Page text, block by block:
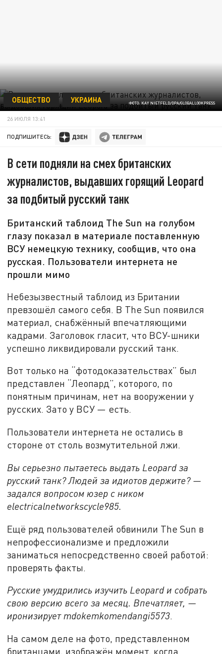
ФОТО: KAY NIETFELD/DPA/GLOBALLOOKPRESS
ОБЩЕСТВО УКРАИНА
26 ИЮЛЯ 13:41
ПОДПИШИТЕСЬ:
В сети подняли на смех британских
журналистов, выдавших горящий Leopard
за подбитый русский танк
Британский таблоид The Sun на голубом
глазу показал в материале поставленную
ВСУ немецкую технику, сообщив, что она
русская. Пользователи интернета не
прошли мимо
Небезызвестный таблоид из Британии
превзошёл самого себя. В The Sun появился
материал, снабжённый впечатляющими
кадрами. Заголовок гласит, что ВСУ-шники
успешно ликвидировали русский танк.
Вот только на “фотодоказательствах” был
представлен “Леопард”, которого, по
понятным причинам, нет на вооружении у
русских. Зато у ВСУ — есть.
Пользователи интернета не остались в
стороне от столь возмутительной лжи.
Вы серьезно пытаетесь выдать Leopard за
русский танк? Людей за идиотов держите? —
задался вопросом юзер с ником
electricalnetworkscycle985.
Ещё ряд пользователей обвинили The Sun в
непрофессионализме и предложили
заниматься непосредственно своей работой:
проверять факты.
Русские умудрились изучить Leopard и собрать
свою версию всего за месяц. Впечатляет, —
иронизирует mdokemkomendangi5573.
На самом деле на фото, представленном
британцами, изображён момент, когда